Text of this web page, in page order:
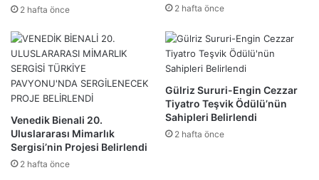
2 hafta önce 2 hafta önce
Venedik Bienali 20.
Uluslararası Mimarlık
Sergisi’nin Projesi Belirlendi
2 hafta önce
Gülriz Sururi-Engin Cezzar
Tiyatro Teşvik Ödülü’nün
Sahipleri Belirlendi
2 hafta önce